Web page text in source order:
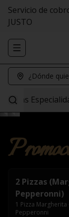
Servicio de
JUSTO
Abrir menu de
¿Dónde
Pastas
2 Pizzas
Pepperonni)
1 Pizza Margherita
Pepperonni